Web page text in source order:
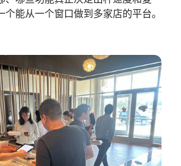
个能从一个窗口做到多家店的平台。